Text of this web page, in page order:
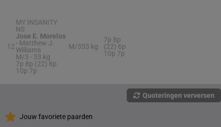
12
MY INSANITY
NS
Jose E. Morelos
- Matthew J.
Williams
M/3 - 53 kg
7p 8p (22) 6p
10p 7p
M/353 kg
7p 8p
(22) 6p
10p 7p
Quoteringen verversen
Jouw favoriete paarden